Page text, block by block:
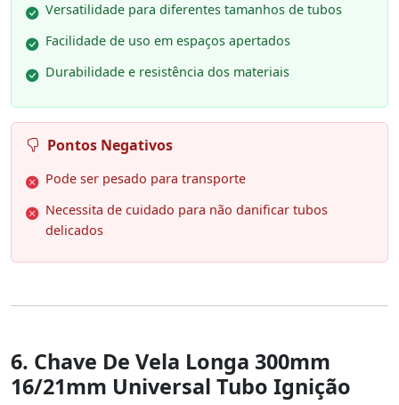
Versatilidade para diferentes tamanhos de tubos
Facilidade de uso em espaços apertados
Durabilidade e resistência dos materiais
Pontos Negativos
Pode ser pesado para transporte
Necessita de cuidado para não danificar tubos
delicados
6. Chave De Vela Longa 300mm
16/21mm Universal Tubo Ignição